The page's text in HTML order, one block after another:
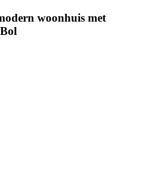
woonhuis met